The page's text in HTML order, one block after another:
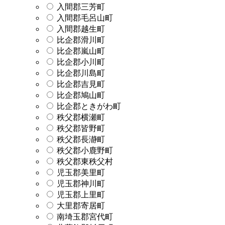
入間郡三芳町
入間郡毛呂山町
入間郡越生町
比企郡滑川町
比企郡嵐山町
比企郡小川町
比企郡川島町
比企郡吉見町
比企郡鳩山町
比企郡ときがわ町
秩父郡横瀬町
秩父郡皆野町
秩父郡長瀞町
秩父郡小鹿野町
秩父郡東秩父村
児玉郡美里町
児玉郡神川町
児玉郡上里町
大里郡寄居町
南埼玉郡宮代町